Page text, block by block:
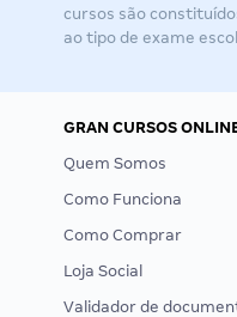
cursos são
ao tipo de exame
GRAN CURSOS
Quem Somos
Como Funciona
Como Comprar
Loja Social
Validador de